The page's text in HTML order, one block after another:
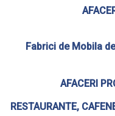
Fabrici de Mobila
AFACERI
RESTAURANTE,